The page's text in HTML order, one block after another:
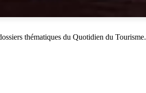
thématiques du Quotidien du Tourisme.